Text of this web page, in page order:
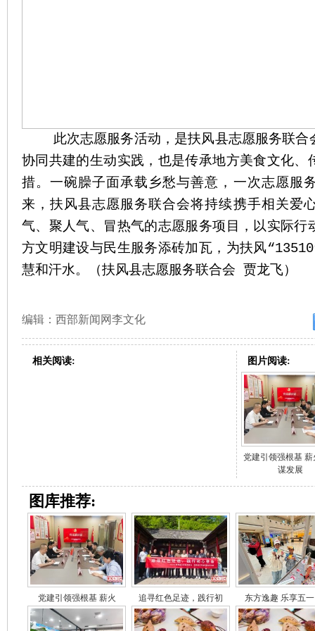
此次志愿服务活动，是扶风县志愿服务联合
协同共建的生动实践，也是传承地方美食文化、
措。一碗臊子面承载乡愁与善意，一次志愿服
来，扶风县志愿服务联合会将持续携手相关爱
气、聚人气、冒热气的志愿服务项目，以实际行
方文明建设与民生服务添砖加瓦，为扶风
慧和汗水。（扶风县志愿服务联合会 贾龙飞）
编辑：西部新闻网李文化
相关阅读: 图片阅读:
党建引领强根基 薪
谋发展
图库推荐:
党建引领强根基 薪火 追寻红色足迹，践行初 东方逸趣 乐享五